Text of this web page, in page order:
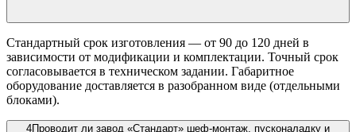
Стандартный срок изготовления — от 90 до 120 дней в
зависимости от модификации и комплектации. Точный срок
согласовывается в техническом задании. Габаритное
оборудование доставляется в разобранном виде (отдельными
блоками).
4Проводит ли завод «Стандарт» шеф-монтаж, пусконаладку и